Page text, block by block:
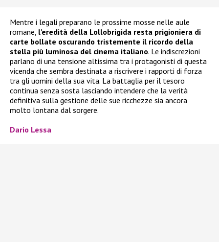
Mentre i legali preparano le prossime mosse nelle aule
romane, l’eredità della Lollobrigida resta prigioniera di
carte bollate oscurando tristemente il ricordo della
stella più luminosa del cinema italiano. Le indiscrezioni
parlano di una tensione altissima tra i protagonisti di questa
vicenda che sembra destinata a riscrivere i rapporti di forza
tra gli uomini della sua vita. La battaglia per il tesoro
continua senza sosta lasciando intendere che la verità
definitiva sulla gestione delle sue ricchezze sia ancora
molto lontana dal sorgere.
Dario Lessa